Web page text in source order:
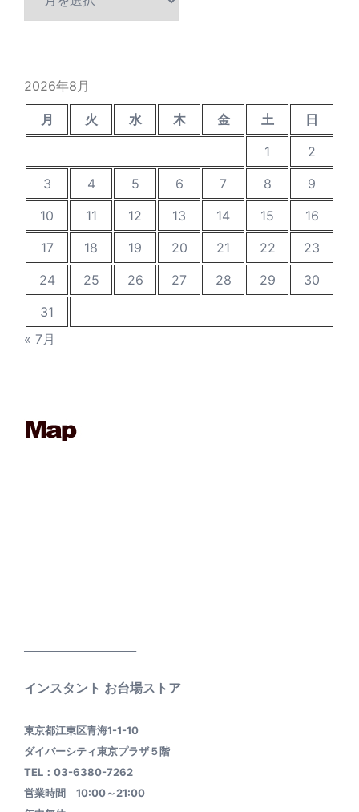
2026年8月
月 火 水 木 金 土
日
1
2
3
4 5 6 7 8
9
10
11 12 13 14 15
16
17
18 19 20 21 22
23
24
25 26 27 28 29
30
31
« 7月
インスタント お台場ストア
東京都江東区青海1-1-10
ダイバーシティ東京プラザ５階
TEL：03-6380-7262
営業時間 10:00～21:00